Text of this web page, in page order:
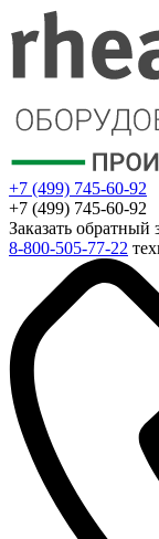
+7 (499) 745-60-92
+7 (499) 745-60-92
Заказать обратный
8-800-505-77-22